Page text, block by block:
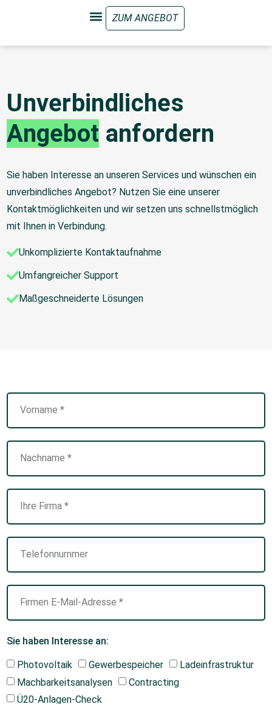
Unverbindliches
Angebot anfordern
Sie haben Interesse an unseren Services und wünschen ein
unverbindliches Angebot? Nutzen Sie eine unserer
Kontaktmöglichkeiten und wir setzen uns schnellstmöglich
mit Ihnen in Verbindung.
Unkomplizierte Kontaktaufnahme
Umfangreicher Support
Maßgeschneiderte Lösungen
Sie haben Interesse an:
Photovoltaik Gewerbespeicher
Ladeinfrastruktur
Machbarkeitsanalysen
Contracting
Ü20-Anlagen-Check